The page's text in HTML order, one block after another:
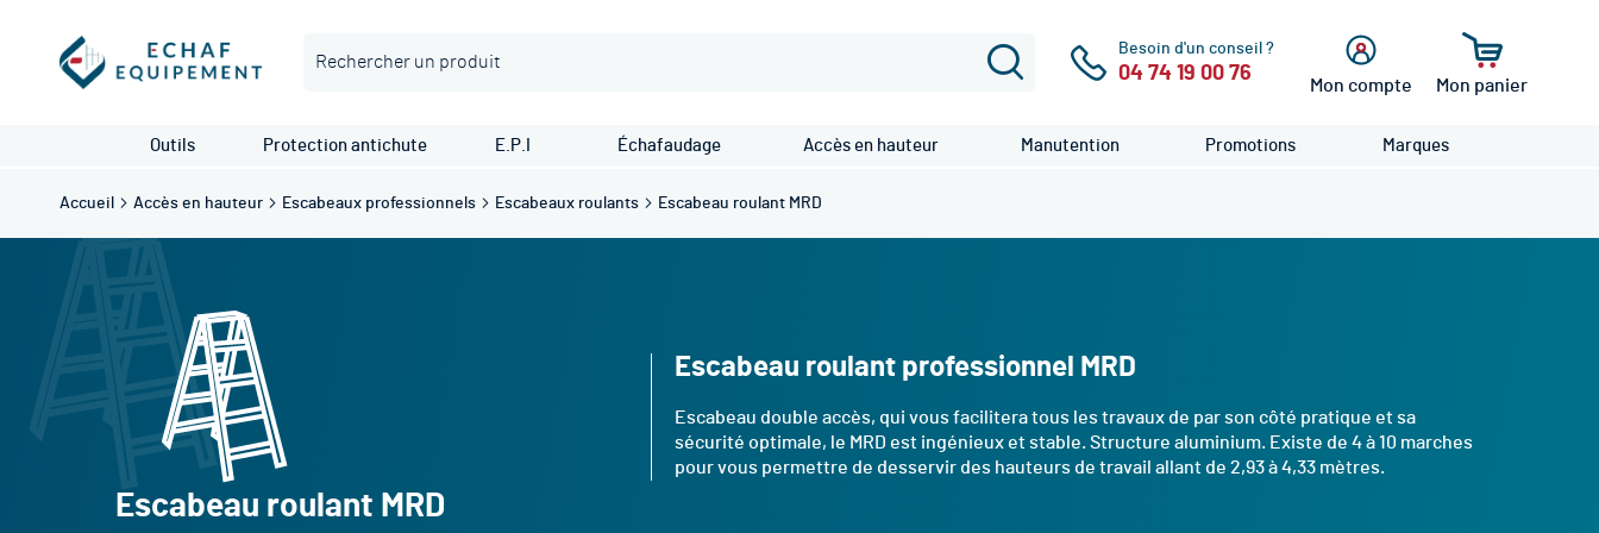
Besoin d'un conseil ?
04 74 19 00 76
Mon compte
connecter
Mon panier
Outils Protection antichute E.P.I Échafaudage Accès en hauteur Manutention Promotions Marques
Accueil Accès en hauteur Escabeaux professionnels Escabeaux roulants Escabeau roulant MRD
Escabeau roulant MRD
Escabeau roulant professionnel MRD
Escabeau double accès, qui vous facilitera tous les travaux de par son côté pratique et sa
sécurité optimale, le MRD est ingénieux et stable. Structure aluminium. Existe de 4 à 10 marches
pour vous permettre de desservir des hauteurs de travail allant de 2,93 à 4,33 mètres.